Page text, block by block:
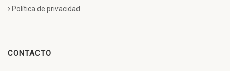
Política de privacidad
CONTACTO